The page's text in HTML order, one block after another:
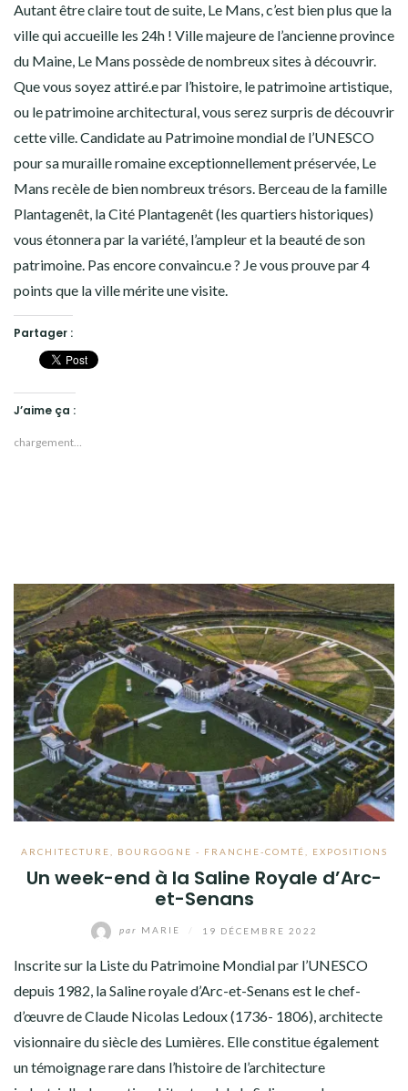
Autant être claire tout de suite, Le Mans, c’est bien plus que la
ville qui accueille les 24h ! Ville majeure de l’ancienne province
du Maine, Le Mans possède de nombreux sites à découvrir.
Que vous soyez attiré.e par l’histoire, le patrimoine artistique,
ou le patrimoine architectural, vous serez surpris de découvrir
cette ville. Candidate au Patrimoine mondial de l’UNESCO
pour sa muraille romaine exceptionnellement préservée, Le
Mans recèle de bien nombreux trésors. Berceau de la famille
Plantagenêt, la Cité Plantagenêt (les quartiers historiques)
vous étonnera par la variété, l’ampleur et la beauté de son
patrimoine. Pas encore convaincu.e ? Je vous prouve par 4
points que la ville mérite une visite.
Partager :
J’aime ça :
chargement…
ARCHITECTURE BOURGOGNE - FRANCHE-COMTÉ EXPOSITIONS
Un week-end à la Saline Royale d’Arc-
et-Senans
par MARIE 19 DÉCEMBRE 2022
Inscrite sur la Liste du Patrimoine Mondial par l’UNESCO
depuis 1982, la Saline royale d’Arc-et-Senans est le chef-
d’œuvre de Claude Nicolas Ledoux (1736- 1806), architecte
visionnaire du siècle des Lumières. Elle constitue également
un témoignage rare dans l’histoire de l’architecture